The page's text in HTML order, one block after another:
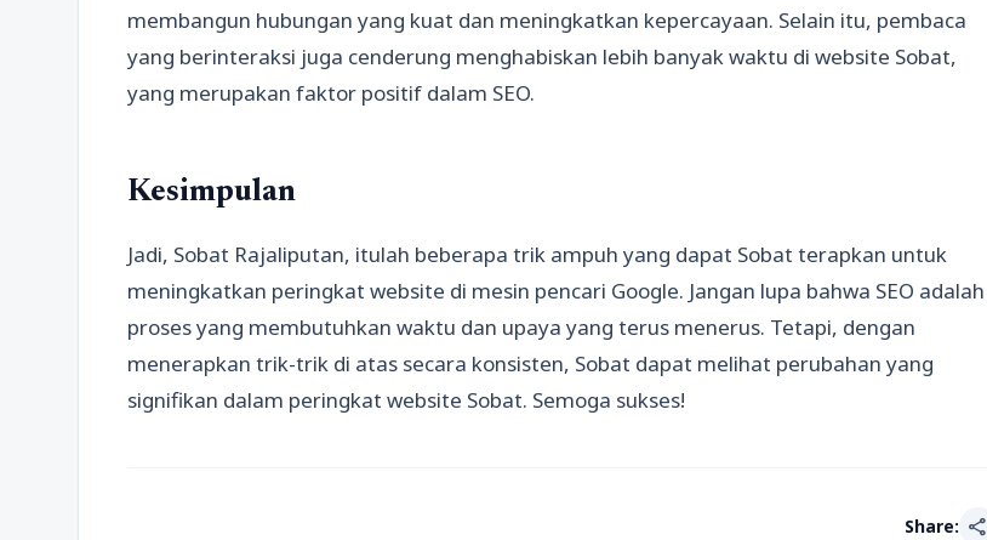
membangun hubungan yang kuat dan meningkatkan kepercayaan. Selain itu, pembaca
yang berinteraksi juga cenderung menghabiskan lebih banyak waktu di website Sobat,
yang merupakan faktor positif dalam SEO.
Kesimpulan
Jadi, Sobat Rajaliputan, itulah beberapa trik ampuh yang dapat Sobat terapkan untuk
meningkatkan peringkat website di mesin pencari Google. Jangan lupa bahwa SEO adalah
proses yang membutuhkan waktu dan upaya yang terus menerus. Tetapi, dengan
menerapkan trik-trik di atas secara konsisten, Sobat dapat melihat perubahan yang
signifikan dalam peringkat website Sobat. Semoga sukses!
Share: share